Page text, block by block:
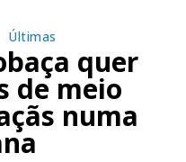
Últimas
quer
de meio
numa